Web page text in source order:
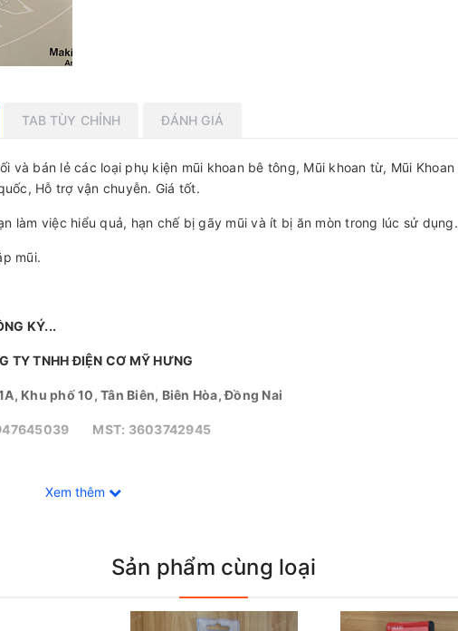
TAB TÙY CHỈNH ĐÁNH GIÁ
và bán lẻ các loại phụ kiện mũi khoan bê tông, Mũi khoan từ, Mũi Khoan
Hỗ trợ vận chuyễn. Giá tốt.
làm việc hiểu quả, hạn chế bị gãy mũi và ít bị ăn mòn trong lúc sử dụng.
mũi.
KÝ...
TY TNHH ĐIỆN CƠ MỸ HƯNG
Khu phố 10, Tân Biên, Biên Hòa, Đồng Nai
MST: 3603742945
Xem thêm
Sản phẩm cùng loại